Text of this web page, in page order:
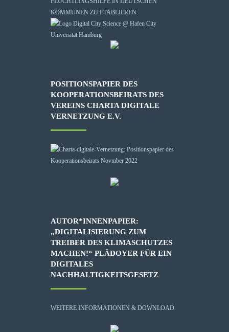
KOMMUNEN ZU ETABLIEREN.
POSITIONSPAPIER DES
KOOPERATIONSBEIRATS DES
VEREINS CHARTA DIGITALE
VERNETZUNG E.V.
AUTOR*INNENPAPIER:
„DIGITALISIERUNG ZUM
TREIBER DES KLIMASCHUTZES
MACHEN!“ PLÄDOYER FÜR EIN
DIGITALES
NACHHALTIGKEITSGESETZ
WEITERE INFORMATIONEN & DOWNLOAD